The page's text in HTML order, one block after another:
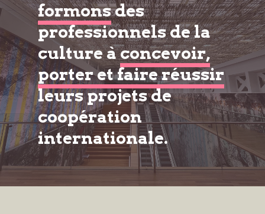
formonsdes
professionnels de la
culture àconcevoir,
porter et faire réussir
leurs projets de
coopération
internationale.